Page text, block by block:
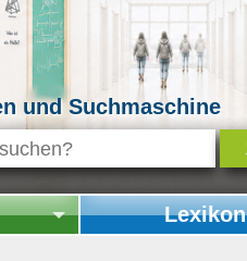
und Suchmaschine
Lexikon